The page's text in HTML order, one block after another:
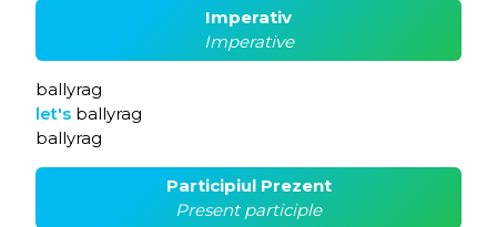
Imperativ
Imperative
ballyrag
let's ballyrag
ballyrag
Participiul Prezent
Present participle